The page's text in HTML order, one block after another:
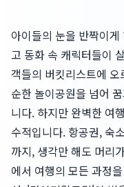
아이들의 눈을 반짝이
고 동화 속 캐릭터들이
객들의 버킷리스트에
순한 놀이공원을 넘어
니다. 하지만 완벽한 여
수적입니다. 항공권, 숙
까지, 생각만 해도 머리
에서 여행의 모든 과정